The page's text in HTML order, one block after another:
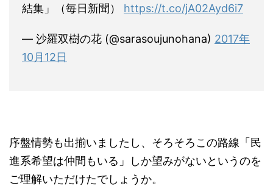
結集」（毎日新聞） https://t.co/jA02Ayd6i7
— 沙羅双樹の花 (@sarasoujunohana) 2017年
10月12日
序盤情勢も出揃いましたし、そろそろこの路線「民
進系希望は仲間もいる」しか望みがないというのを
ご理解いただけたでしょうか。